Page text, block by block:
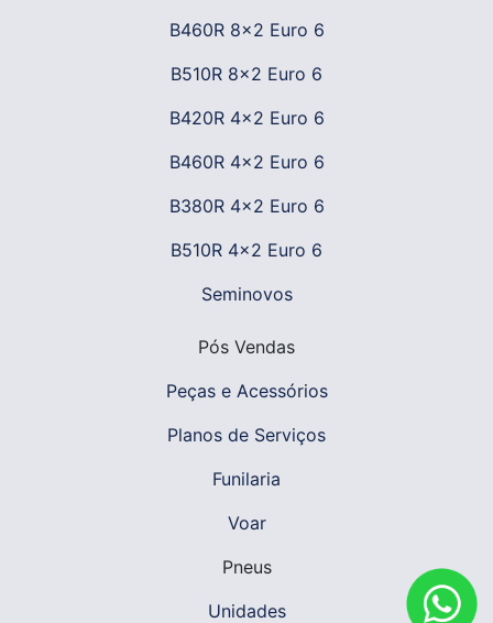
B460R 8x2 Euro 6
B510R 8x2 Euro 6
B420R 4x2 Euro 6
B460R 4x2 Euro 6
B380R 4x2 Euro 6
B510R 4x2 Euro 6
Seminovos
Pós Vendas
Peças e Acessórios
Planos de Serviços
Funilaria
Voar
Pneus
Unidades